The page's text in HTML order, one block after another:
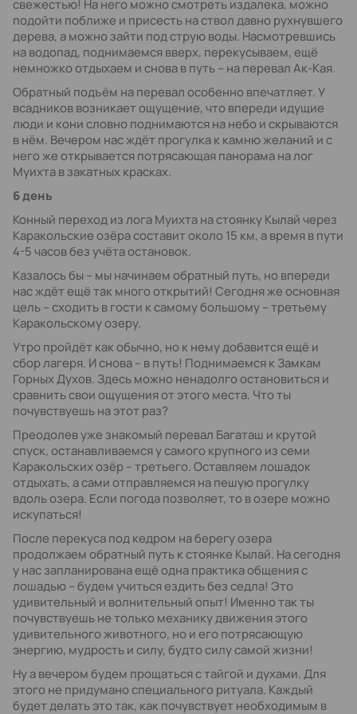
свежестью! На него можно смотреть издалека, можно
подойти поближе и присесть на ствол давно рухнувшего
дерева, а можно зайти под струю воды. Насмотревшись
на водопад, поднимаемся вверх, перекусываем, ещё
немножко отдыхаем и снова в путь – на перевал Ак-Кая.
Обратный подъём на перевал особенно впечатляет. У
всадников возникает ощущение, что впереди идущие
люди и кони словно поднимаются на небо и скрываются
в нём. Вечером нас ждёт прогулка к камню желаний и с
него же открывается потрясающая панорама на лог
Муихта в закатных красках.
6 день
Конный переход из лога Муихта на стоянку Кылай через
Каракольские озёра составит около 15 км, а время в пути
4-5 часов без учёта остановок.
Казалось бы – мы начинаем обратный путь, но впереди
нас ждёт ещё так много открытий! Сегодня же основная
цель – сходить в гости к самому большому – третьему
Каракольскому озеру.
Утро пройдёт как обычно, но к нему добавится ещё и
сбор лагеря. И снова – в путь! Поднимаемся к Замкам
Горных Духов. Здесь можно ненадолго остановиться и
сравнить свои ощущения от этого места. Что ты
почувствуешь на этот раз?
Преодолев уже знакомый перевал Багаташ и крутой
спуск, останавливаемся у самого крупного из семи
Каракольских озёр – третьего. Оставляем лошадок
отдыхать, а сами отправляемся на пешую прогулку
вдоль озера. Если погода позволяет, то в озере можно
искупаться!
После перекуса под кедром на берегу озера
продолжаем обратный путь к стоянке Кылай. На сегодня
у нас запланирована ещё одна практика общения с
лошадью – будем учиться ездить без седла! Это
удивительный и волнительный опыт! Именно так ты
почувствуешь не только механику движения этого
удивительного животного, но и его потрясающую
энергию, мудрость и силу, будто силу самой жизни!
Ну а вечером будем прощаться с тайгой и духами. Для
этого не придумано специального ритуала. Каждый
будет делать это так, как почувствует необходимым в